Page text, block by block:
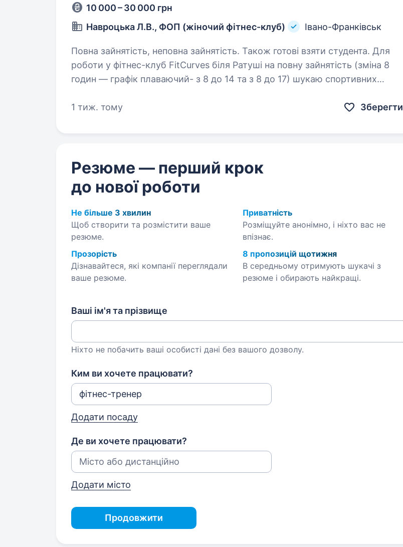
10 000 – 30 000 грн
Навроцька Л.В., ФОП (жіночий фітнес-клуб)
Івано-Франківськ
Повна зайнятість, неповна зайнятість. Також готові взяти студента. Для
роботи у фітнес-клуб FitCurves біля Ратуші на повну зайнятість (зміна 8
годин — графік плаваючий- з 8 до 14 та з 8 до 17) шукаю спортивних
1 тиж. тому
Зберегти
Резюме — перший крок
до нової роботи
Не більше 3 хвилин
Щоб створити та розмістити ваше
резюме.
Приватність
Розміщуйте анонімно, і ніхто вас не
впізнає.
Прозорість
Дізнавайтеся, які компанії переглядали
ваше резюме.
8 пропозицій щотижня
В середньому отримують шукачі з
резюме і обирають найкращі.
Ваші ім'я та прізвище
Ніхто не побачить ваші особисті дані без вашого дозволу.
Ким ви хочете працювати?
Додати посаду
Де ви хочете працювати?
Додати місто
Продовжити